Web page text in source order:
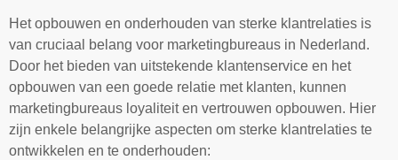
Het opbouwen en onderhouden van sterke klantrelaties is
van cruciaal belang voor marketingbureaus in Nederland.
Door het bieden van uitstekende klantenservice en het
opbouwen van een goede relatie met klanten, kunnen
marketingbureaus loyaliteit en vertrouwen opbouwen. Hier
zijn enkele belangrijke aspecten om sterke klantrelaties te
ontwikkelen en te onderhouden: